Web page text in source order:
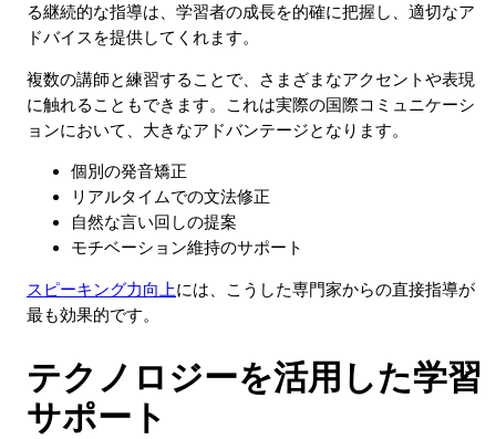
る継続的な指導は、学習者の成長を的確に把握し、適切なア
ドバイスを提供してくれます。
複数の講師と練習することで、さまざまなアクセントや表現
に触れることもできます。これは実際の国際コミュニケーシ
ョンにおいて、大きなアドバンテージとなります。
個別の発音矯正
リアルタイムでの文法修正
自然な言い回しの提案
モチベーション維持のサポート
スピーキング力向上には、こうした専門家からの直接指導が
最も効果的です。
テクノロジーを活用した学習
サポート